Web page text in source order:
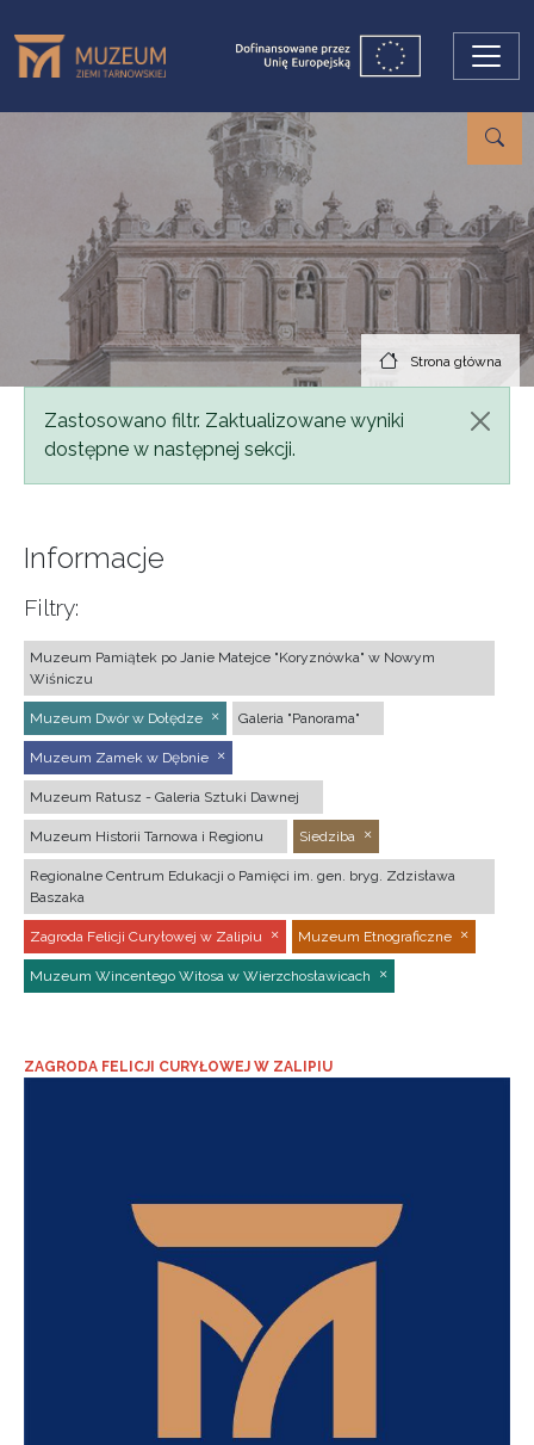
Strona główna
Komunikat
Zastosowano filtr. Zaktualizowane wyniki
dostępne w następnej sekcji.
Informacje
Filtry:
Muzeum Pamiątek po Janie Matejce "Koryznówka" w Nowym
Wiśniczu
Muzeum Dwór w Dołędze Galeria "Panorama"
Muzeum Zamek w Dębnie
Muzeum Ratusz - Galeria Sztuki Dawnej
Muzeum Historii Tarnowa i Regionu Siedziba
Regionalne Centrum Edukacji o Pamięci im. gen. bryg. Zdzisława
Baszaka
Zagroda Felicji Curyłowej w Zalipiu Muzeum Etnograficzne
Muzeum Wincentego Witosa w Wierzchosławicach
ZAGRODA FELICJI CURYŁOWEJ W ZALIPIU